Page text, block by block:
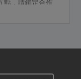
點，請鎖定合作